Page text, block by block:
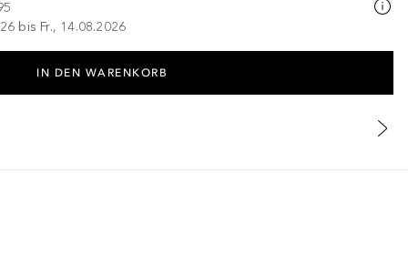
bis Fr., 14.08.2026
IN DEN WARENKORB